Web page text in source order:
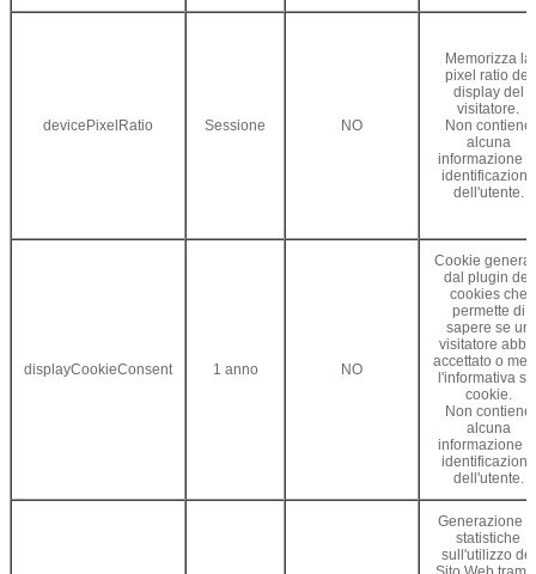
devicePixelRatio Sessione NO
Memorizza la
pixel ratio del
display del
visitatore.
Non contiene
alcuna
informazione
identificazione
dell'utente.
displayCookieConsent 1 anno NO
Cookie
dal plugin dei
cookies che
permette di
sapere se un
visitatore
accettato o
l'informativa
cookie.
Non contiene
alcuna
informazione
identificazione
dell'utente.
Generazione
statistiche
sull'utilizzo del